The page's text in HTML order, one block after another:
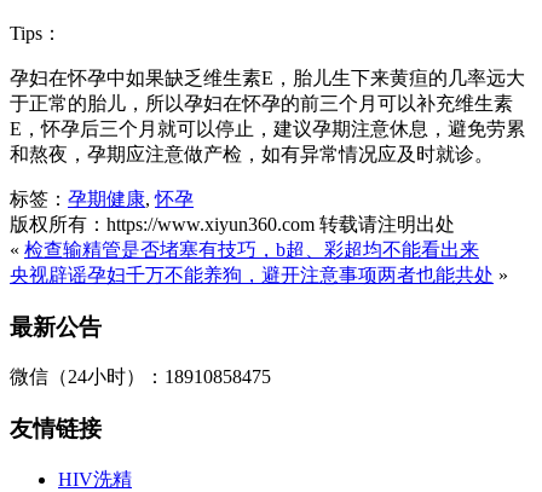
Tips：
孕妇在怀孕中如果缺乏维生素E，胎儿生下来黄疸的几率远大
于正常的胎儿，所以孕妇在怀孕的前三个月可以补充维生素
E，怀孕后三个月就可以停止，建议孕期注意休息，避免劳累
和熬夜，孕期应注意做产检，如有异常情况应及时就诊。
标签： 孕期健康,怀孕
版权所有：https://www.xiyun360.com 转载请注明出处
« 检查输精管是否堵塞有技巧，b超、彩超均不能看出来
央视辟谣孕妇千万不能养狗，避开注意事项两者也能共处 »
最新公告
微信（24小时）：18910858475
友情链接
HIV洗精